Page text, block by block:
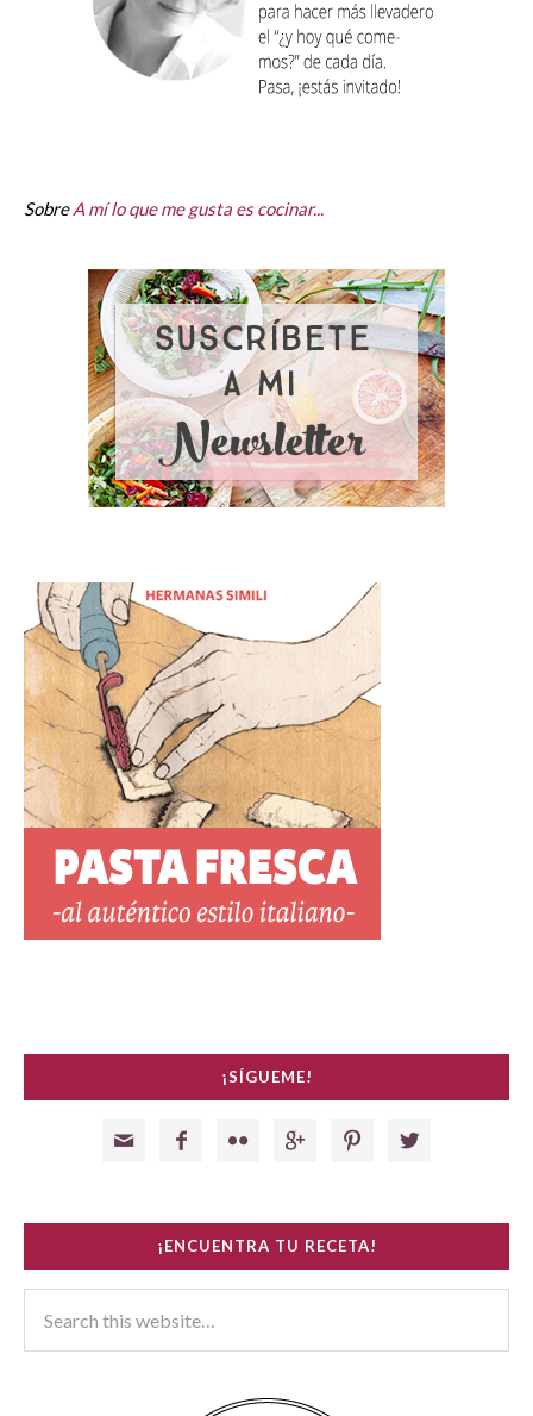
SobreA mí lo que me gusta es cocinar...
¡SÍGUEME!
     
¡ENCUENTRA TU RECETA!